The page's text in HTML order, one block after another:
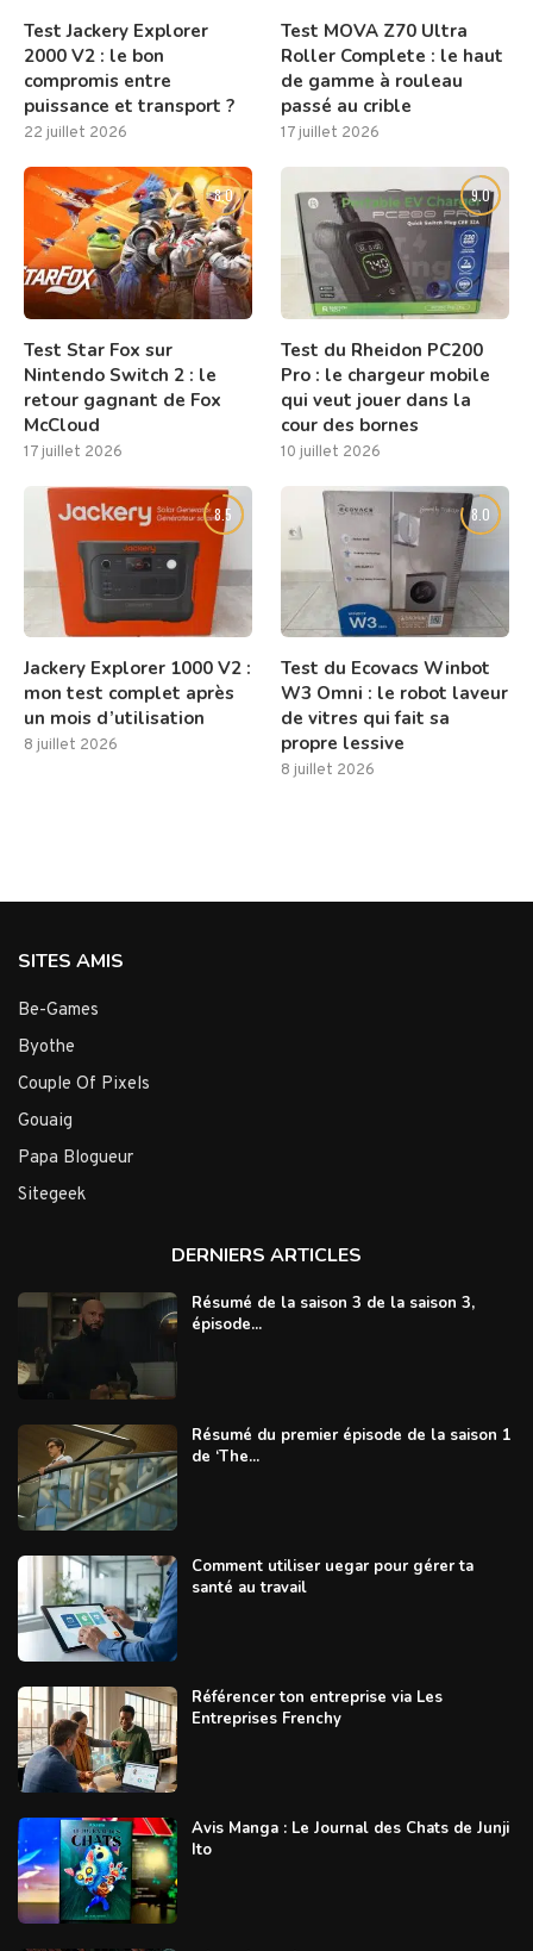
Test Jackery Explorer
2000 V2 : le bon
compromis entre
puissance et transport ?
22 juillet 2026
Test MOVA Z70 Ultra
Roller Complete : le haut
de gamme à rouleau
passé au crible
17 juillet 2026
8.0
Test Star Fox sur
Nintendo Switch 2 : le
retour gagnant de Fox
McCloud
17 juillet 2026
9.0
Test du Rheidon PC200
Pro : le chargeur mobile
qui veut jouer dans la
cour des bornes
10 juillet 2026
8.5
Jackery Explorer 1000 V2 :
mon test complet après
un mois d’utilisation
8 juillet 2026
8.0
Test du Ecovacs Winbot
W3 Omni : le robot laveur
de vitres qui fait sa
propre lessive
8 juillet 2026
SITES AMIS
Be-Games
Byothe
Couple Of Pixels
Gouaig
Papa Blogueur
Sitegeek
DERNIERS ARTICLES
Résumé de la saison 3 de la saison 3,
épisode...
Résumé du premier épisode de la saison 1
de ‘The...
Comment utiliser uegar pour gérer ta
santé au travail
Référencer ton entreprise via Les
Entreprises Frenchy
Avis Manga : Le Journal des Chats de Junji
Ito